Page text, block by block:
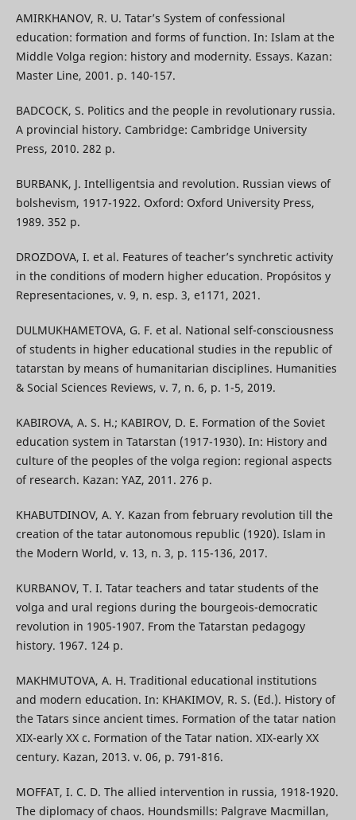
AMIRKHANOV, R. U. Tatar’s System of confessional
education: formation and forms of function. In: Islam at the
Middle Volga region: history and modernity. Essays. Kazan:
Master Line, 2001. р. 140-157.
BADCOCK, S. Politics and the people in revolutionary russia.
A provincial history. Cambridge: Cambridge University
Press, 2010. 282 p.
BURBANK, J. Intelligentsia and revolution. Russian views of
bolshevism, 1917-1922. Oxford: Oxford University Press,
1989. 352 p.
DROZDOVA, I. et al. Features of teacher’s synchretic activity
in the conditions of modern higher education. Propósitos y
Representaciones, v. 9, n. esp. 3, e1171, 2021.
DULMUKHAMETOVA, G. F. et al. National self-consciousness
of students in higher educational studies in the republic of
tatarstan by means of humanitarian disciplines. Humanities
& Social Sciences Reviews, v. 7, n. 6, p. 1-5, 2019.
KABIROVA, A. S. H.; KABIROV, D. E. Formation of the Soviet
education system in Tatarstan (1917-1930). In: History and
culture of the peoples of the volga region: regional aspects
of research. Kazan: YAZ, 2011. 276 p.
KHABUTDINOV, A. Y. Kazan from february revolution till the
creation of the tаtar autonomous republic (1920). Islam in
the Modern World, v. 13, n. 3, p. 115-136, 2017.
KURBANOV, T. I. Tatar teachers and tatar students of the
volga and ural regions during the bourgeois-democratic
revolution in 1905-1907. From the Tatarstan pedagogy
history. 1967. 124 p.
MAKHMUTOVA, A. H. Traditional educational institutions
and modern education. In: KHAKIMOV, R. S. (Ed.). History of
the Tatars since ancient times. Formation of the tatar nation
XIX-early XX c. Formation of the Tatar nation. XIX-early XX
century. Kazan, 2013. v. 06, p. 791-816.
MOFFAT, I. C. D. The allied intervention in russia, 1918-1920.
The diplomacy of chaos. Houndsmills: Palgrave Macmillan,